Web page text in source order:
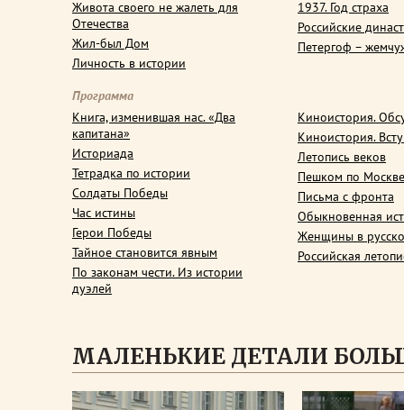
Живота своего не жалеть для
Отечества
Жил-был Дом
Личность в истории
1937. Год страха
Российские
Петергоф –
Программа
Книга, изменившая нас. «Два
капитана»
Историада
Тетрадка по истории
Солдаты Победы
Час истины
Герои Победы
Тайное становится явным
По законам чести. Из истории
дуэлей
Киноистория.
Киноистория.
Летопись веков
Пешком по Москве
Письма с фронта
Обыкновенная
Женщины в
Российская
МАЛЕНЬКИЕ ДЕТАЛИ